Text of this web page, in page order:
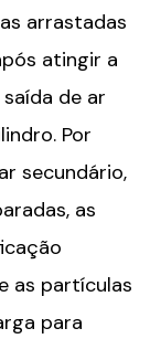
arrastadas
atingir a
de ar
Por
secundário,
as
as partículas
para